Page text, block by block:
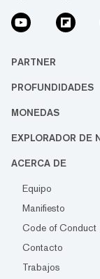
PARTNER
PROFUNDIDADES
MONEDAS
EXPLORADOR DE
ACERCA DE
Equipo
Manifiesto
Code of Conduct
Contacto
Trabajos